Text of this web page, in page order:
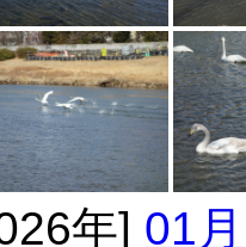
年] 01月